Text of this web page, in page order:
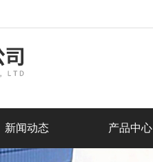
新闻动态 产品中心